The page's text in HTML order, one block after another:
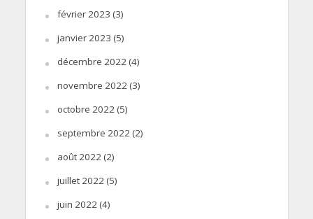
février 2023 (3)
janvier 2023 (5)
décembre 2022(4)
novembre 2022(3)
octobre 2022(5)
septembre 2022(2)
août 2022(2)
juillet 2022(5)
juin 2022(4)